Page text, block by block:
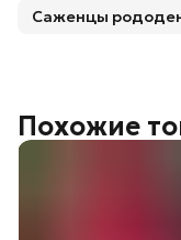
Саженцы
Похожие